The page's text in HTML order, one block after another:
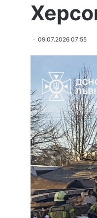
09.07.2026 07:55